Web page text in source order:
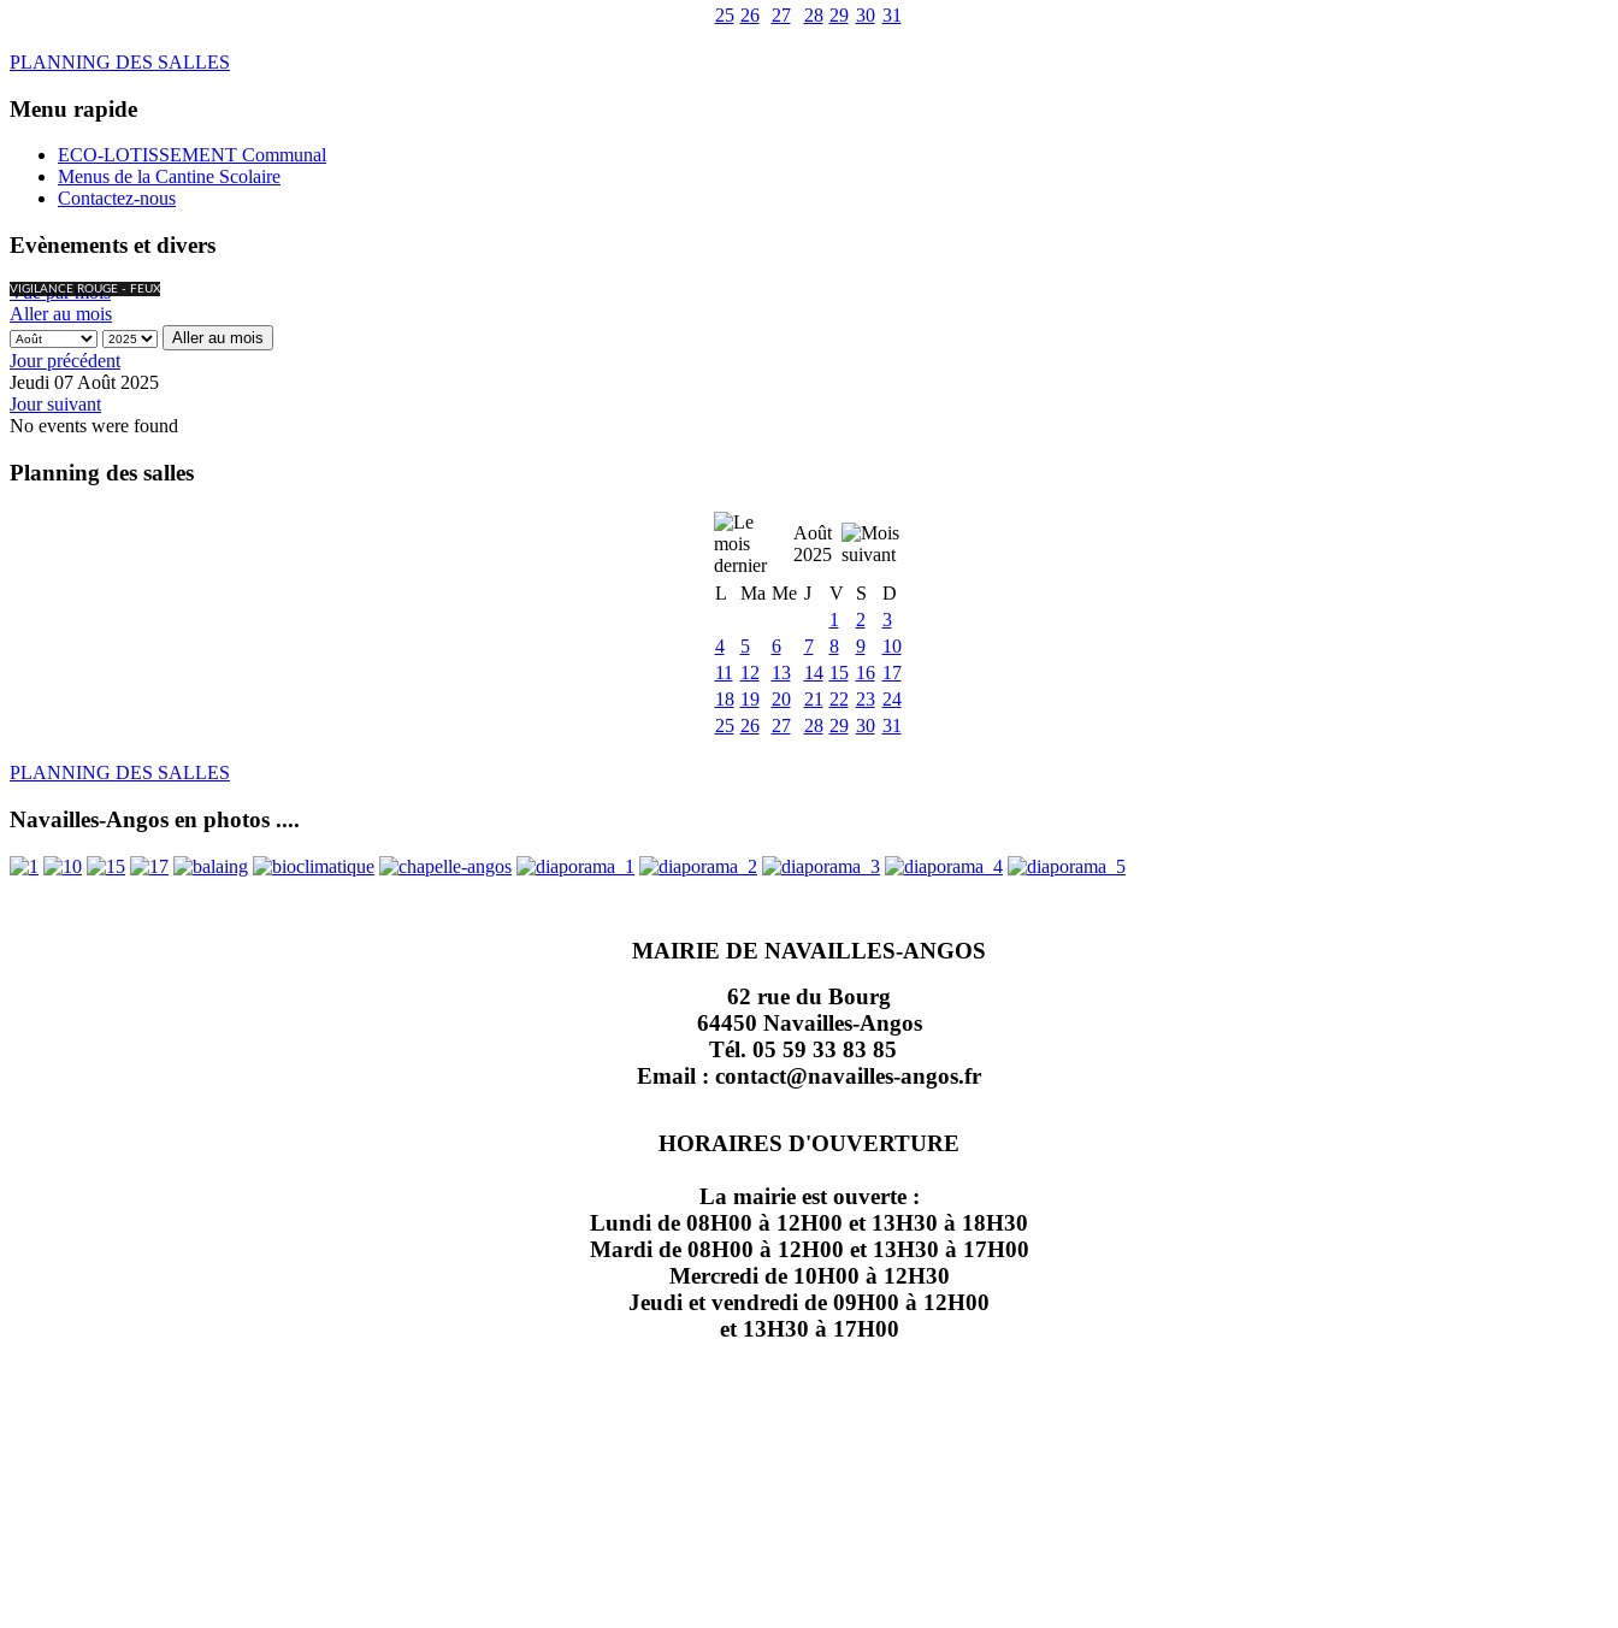
25 26 27 28 29 30 31
PLANNING DES SALLES
Menu rapide
ECO-LOTISSEMENT Communal
Menus de la Cantine Scolaire
Contactez-nous
Evènements et divers
VIGILANCE ROUGE - FEUX
Vue par mois
Aller au mois
Aller au mois
Jour précédent
Jeudi 07 Août 2025
Jour suivant
No events were found
Planning des salles
Août
2025
L
Ma Me J V S
D
1
2
3
4
5 6 7 8 9
10
11 12 13 14 15 16 17
18 19 20 21 22 23 24
25 26 27 28 29 30 31
PLANNING DES SALLES
Navailles-Angos en photos ....
MAIRIE DE NAVAILLES-ANGOS
62 rue du Bourg
64450 Navailles-Angos
Tél. 05 59 33 83 85
Email : contact@navailles-angos.fr
HORAIRES D'OUVERTURE
La mairie est ouverte :
Lundi de 08H00 à 12H00 et 13H30 à 18H30
Mardi de 08H00 à 12H00 et 13H30 à 17H00
Mercredi de 10H00 à 12H30
Jeudi et vendredi de 09H00 à 12H00
et 13H30 à 17H00